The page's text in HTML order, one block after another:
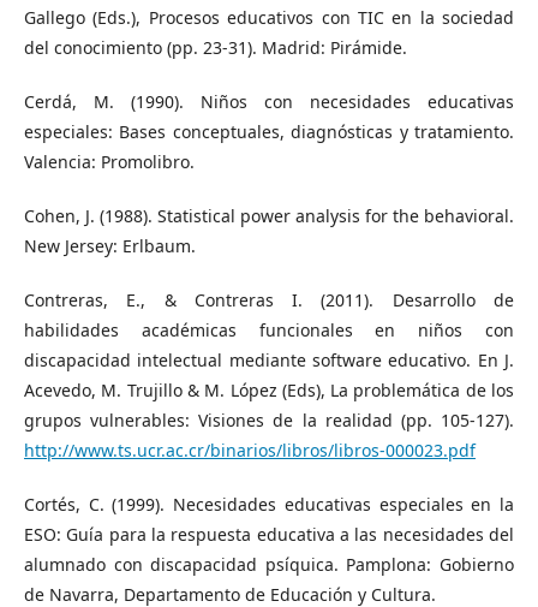
Gallego (Eds.), Procesos educativos con TIC en la sociedad
del conocimiento (pp. 23-31). Madrid: Pirámide.
Cerdá, M. (1990). Niños con necesidades educativas
especiales: Bases conceptuales, diagnósticas y tratamiento.
Valencia: Promolibro.
Cohen, J. (1988). Statistical power analysis for the behavioral.
New Jersey: Erlbaum.
Contreras, E., & Contreras I. (2011). Desarrollo de
habilidades académicas funcionales en niños con
discapacidad intelectual mediante software educativo. En J.
Acevedo, M. Trujillo & M. López (Eds), La problemática de los
grupos vulnerables: Visiones de la realidad (pp. 105-127).
http://www.ts.ucr.ac.cr/binarios/libros/libros-000023.pdf
Cortés, C. (1999). Necesidades educativas especiales en la
ESO: Guía para la respuesta educativa a las necesidades del
alumnado con discapacidad psíquica. Pamplona: Gobierno
de Navarra, Departamento de Educación y Cultura.